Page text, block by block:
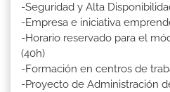
-Seguridad y Alta
-Empresa e iniciativa
-Horario reservado para el
(40h)
-Formación en centros de
-Proyecto de Administración